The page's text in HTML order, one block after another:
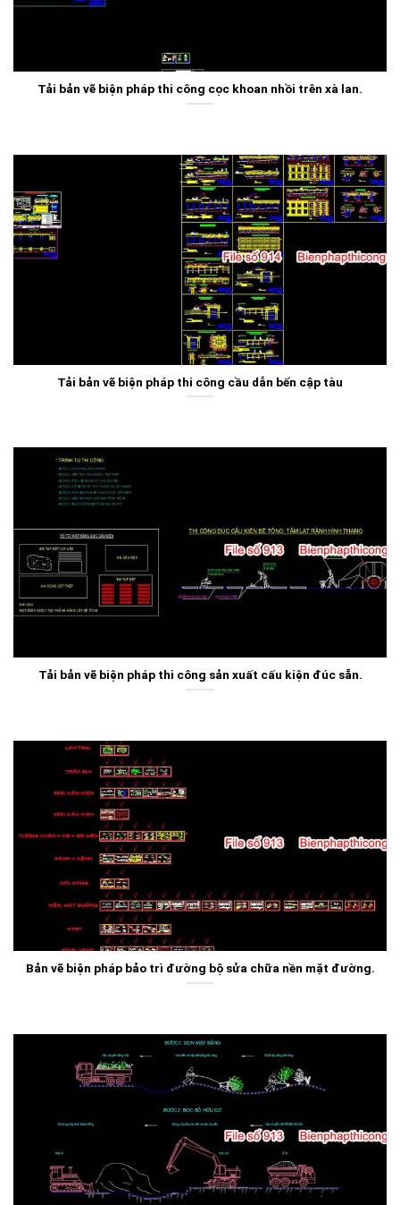
Tải bản vẽ biện pháp thi công cọc khoan nhồi trên xà lan.
Tải bản vẽ biện pháp thi công cầu dẫn bến cập tàu
Tải bản vẽ biện pháp thi công sản xuất cấu kiện đúc sẵn.
Bản vẽ biện pháp bảo trì đường bộ sửa chữa nền mặt đường.